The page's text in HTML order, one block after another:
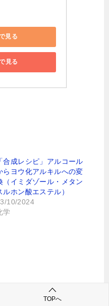
見る
見る
「合成レシピ」アルコール
らヨウ化アルキルへの変
（イミダゾール・メタン
ルホン酸エステル）
10/2024
学
TOPへ